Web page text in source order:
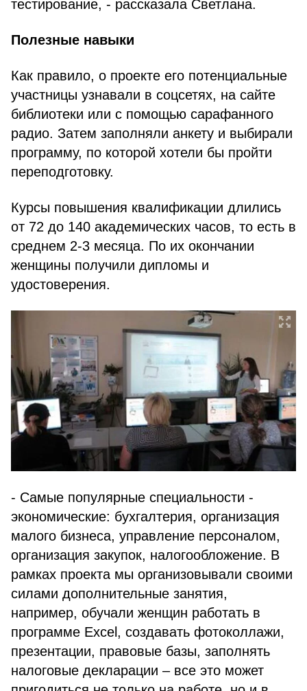
тестирование, - рассказала Светлана.
Полезные навыки
Как правило, о проекте его потенциальные
участницы узнавали в соцсетях, на сайте
библиотеки или с помощью сарафанного
радио. Затем заполняли анкету и выбирали
программу, по которой хотели бы пройти
переподготовку.
Курсы повышения квалификации длились
от 72 до 140 академических часов, то есть в
среднем 2-3 месяца. По их окончании
женщины получили дипломы и
удостоверения.
- Самые популярные специальности -
экономические: бухгалтерия, организация
малого бизнеса, управление персоналом,
организация закупок, налогообложение. В
рамках проекта мы организовывали своими
силами дополнительные занятия,
например, обучали женщин работать в
программе Excel, создавать фотоколлажи,
презентации, правовые базы, заполнять
налоговые декларации – все это может